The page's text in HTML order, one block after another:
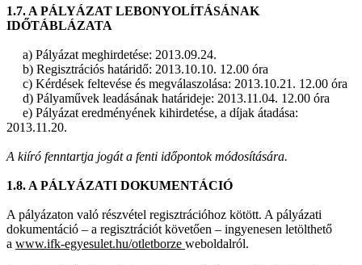
1.7. A PÁLYÁZAT LEBONYOLÍTÁSÁNAK
IDŐTÁBLÁZATA
a) Pályázat meghirdetése: 2013.09.24.
b) Regisztrációs határidő: 2013.10.10. 12.00 óra
c) Kérdések feltevése és megválaszolása: 2013.10.21. 12.00 óra
d) Pályaművek leadásának határideje: 2013.11.04. 12.00 óra
e) Pályázat eredményének kihirdetése, a díjak átadása:
2013.11.20.
A kiíró fenntartja jogát a fenti időpontok módosítására.
1.8. A PÁLYÁZATI DOKUMENTÁCIÓ
A pályázaton való részvétel regisztrációhoz kötött. A pályázati
dokumentáció – a regisztrációt követően – ingyenesen letölthető
a www.ifk-egyesulet.hu/otletborze weboldalról.